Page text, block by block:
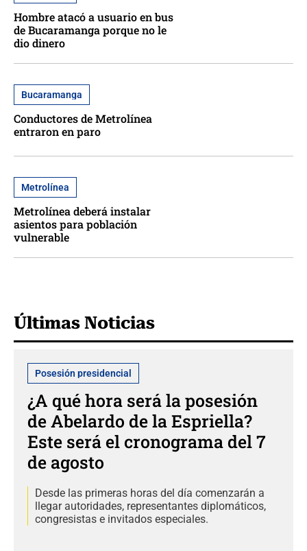
Hombre atacó a usuario en bus
de Bucaramanga porque no le
dio dinero
Bucaramanga
Conductores de Metrolínea
entraron en paro
Metrolínea
Metrolínea deberá instalar
asientos para población
vulnerable
Últimas Noticias
Posesión presidencial
¿A qué hora será la posesión
de Abelardo de la Espriella?
Este será el cronograma del 7
de agosto
Desde las primeras horas del día comenzarán a
llegar autoridades, representantes diplomáticos,
congresistas e invitados especiales.